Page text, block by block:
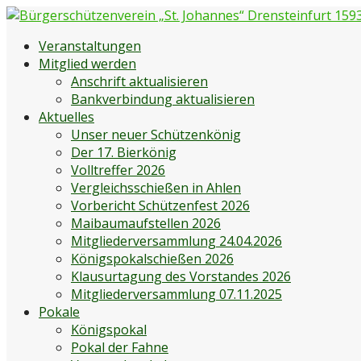
Zum
springenVeranstaltungen
Mitglied werden
Anschrift aktualisieren
Bankverbindung aktualisieren
Aktuelles
Unser neuer Schützenkönig
Der 17. Bierkönig
Volltreffer 2026
Vergleichsschießen in Ahlen
Vorbericht Schützenfest 2026
Maibaumaufstellen 2026
Mitgliederversammlung 24.04.2026
Königspokalschießen 2026
Klausurtagung des Vorstandes 2026
Mitgliederversammlung 07.11.2025
Pokale
Königspokal
Pokal der Fahne